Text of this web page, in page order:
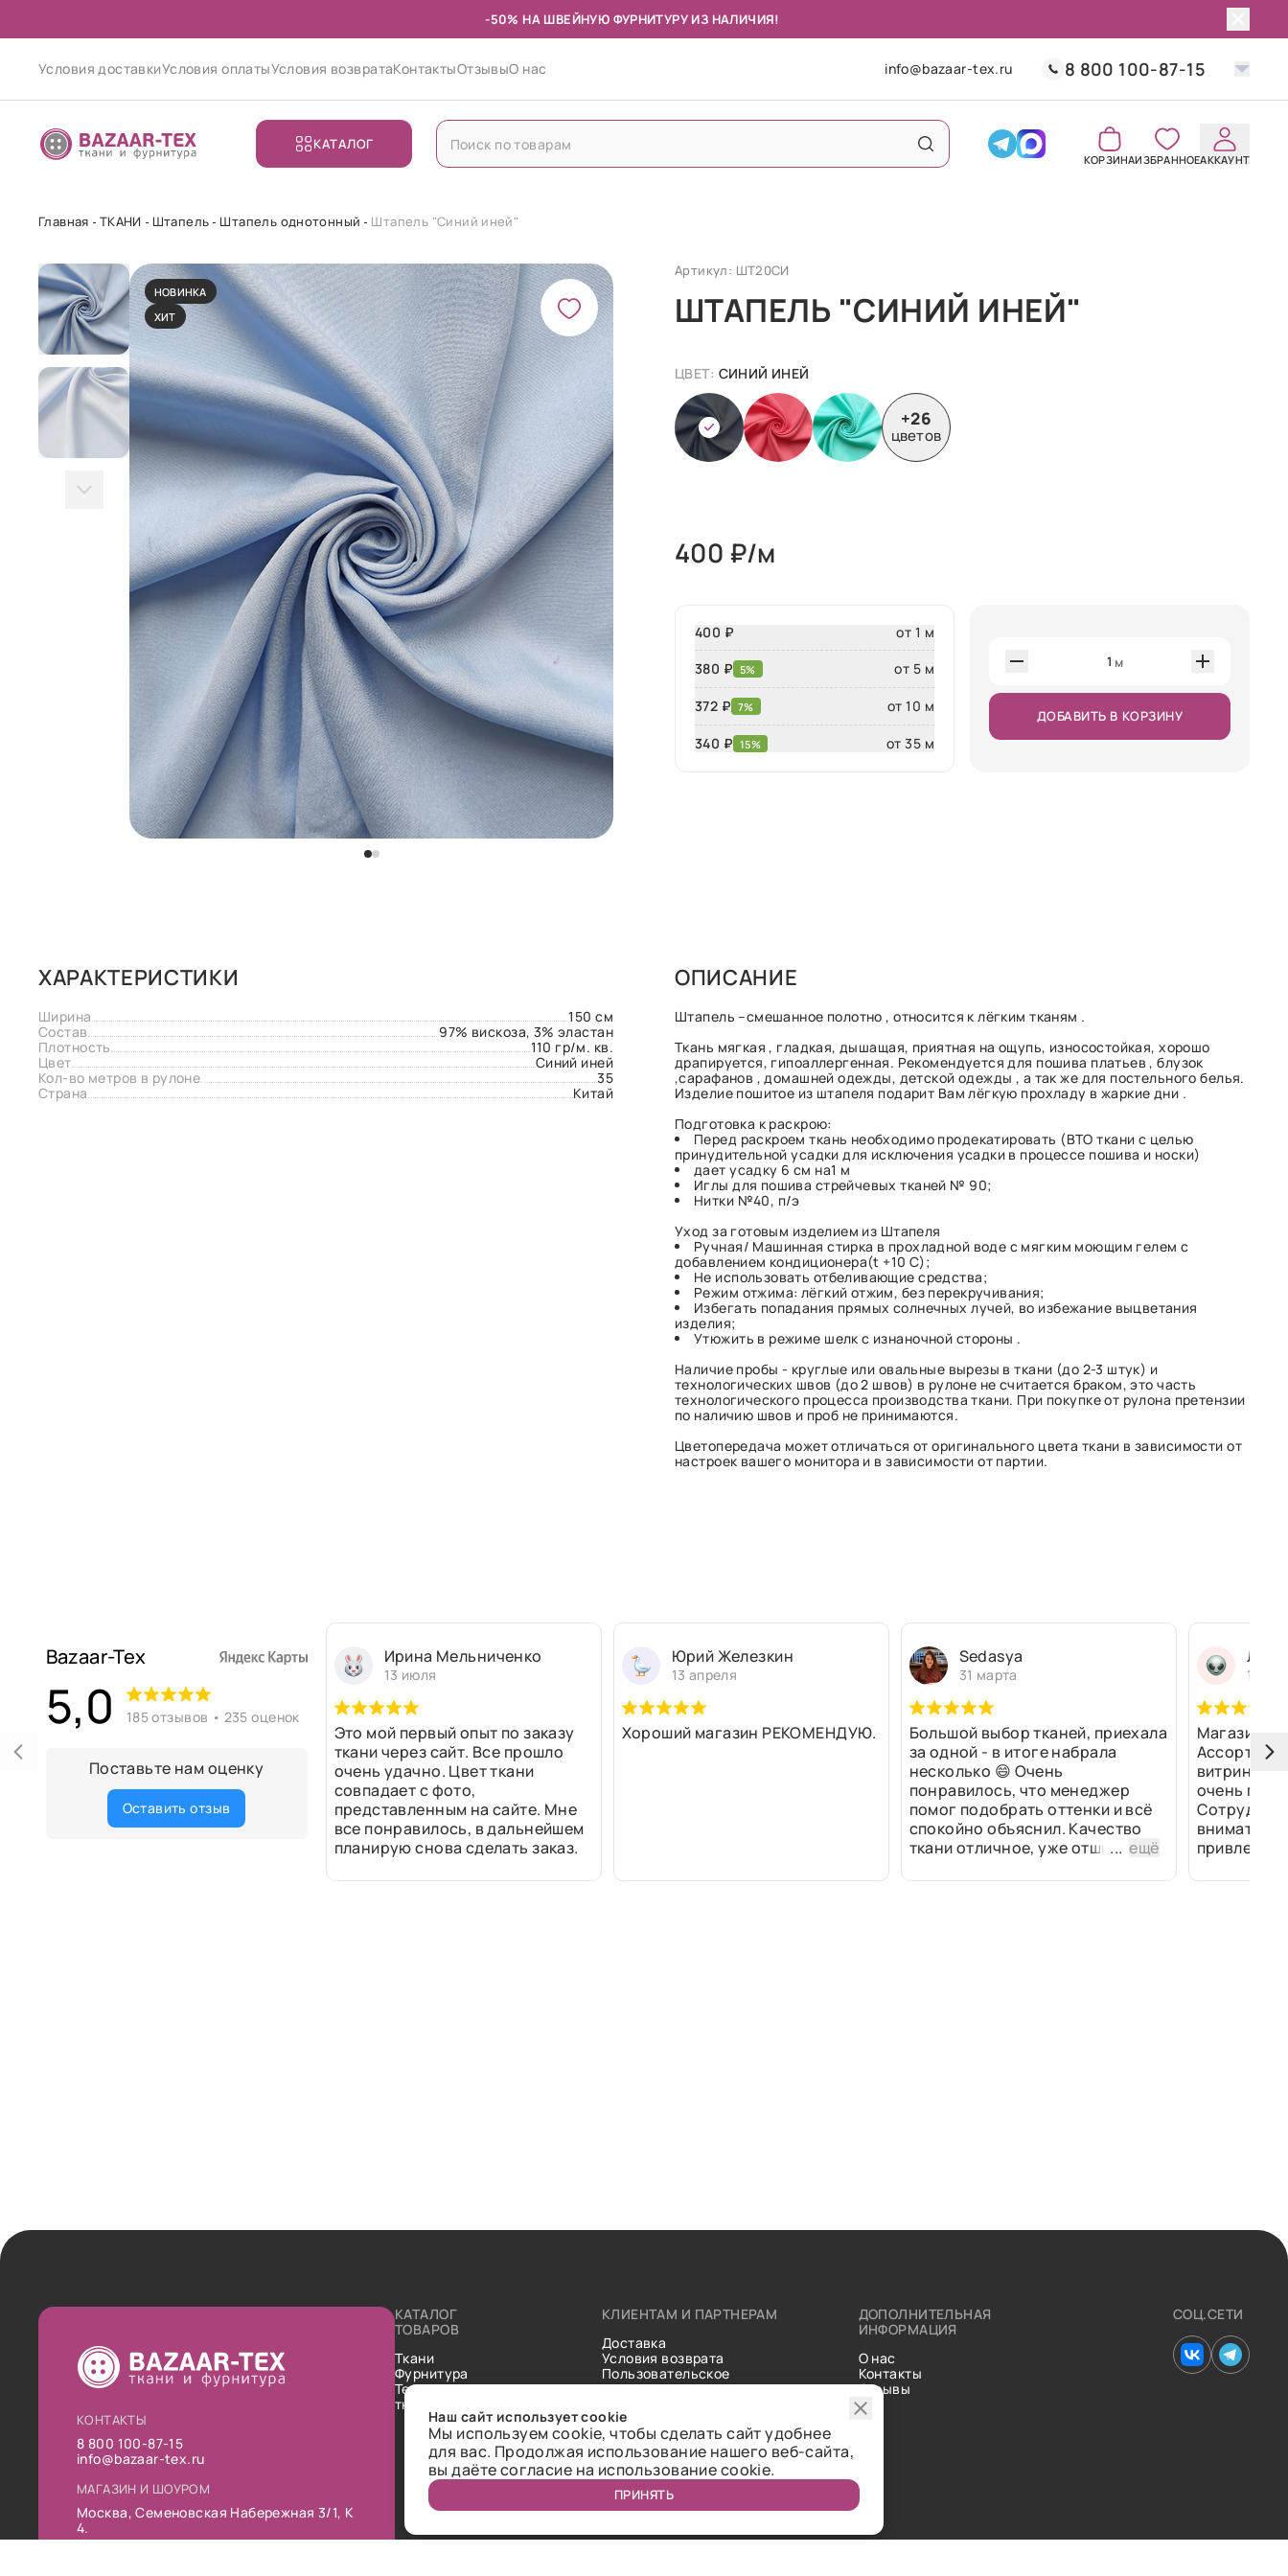
-50% НА ШВЕЙНУЮ ФУРНИТУРУ ИЗ НАЛИЧИЯ!
Условия доставкиУсловия оплатыУсловия возвратаКонтактыОтзывыО нас info@bazaar-tex.ru 8 800 100-87-15
КАТАЛОГ
КОРЗИНАИЗБРАННОЕАККАУНТ
Главная ТКАНИ Штапель Штапель однотонный Штапель "Синий иней"
НОВИНКА
ХИТ
Артикул: ШТ20СИ
ШТАПЕЛЬ "СИНИЙ ИНЕЙ"
ЦВЕТ: СИНИЙ ИНЕЙ
+26
цветов
400 ₽/м
400 ₽
от 1 м
380 ₽ 5% от 5 м
372 ₽ 7% от 10 м
340 ₽ 15% от 35 м
1 м
ДОБАВИТЬ В КОРЗИНУ
ХАРАКТЕРИСТИКИ
Ширина
150 см
Состав
97% вискоза, 3% эластан
Плотность
110 гр/м. кв.
Цвет
Синий иней
Кол-во метров в рулоне
35
Страна
Китай
ОПИСАНИЕ
Штапель –смешанное полотно , относится к лёгким тканям .
Ткань мягкая , гладкая, дышащая, приятная на ощупь, износостойкая, хорошо
драпируется, гипоаллергенная. Рекомендуется для пошива платьев , блузок
,сарафанов , домашней одежды, детской одежды , а так же для постельного белья.
Изделие пошитое из штапеля подарит Вам лёгкую прохладу в жаркие дни .
Подготовка к раскрою:
Перед раскроем ткань необходимо продекатировать (ВТО ткани с целью
принудительной усадки для исключения усадки в процессе пошива и носки)
дает усадку 6 см на1 м
Иглы для пошива стрейчевых тканей № 90;
Нитки №40, п/э
Уход за готовым изделием из Штапеля
Ручная/ Машинная стирка в прохладной воде с мягким моющим гелем с
добавлением кондиционера(t +10 C);
Не использовать отбеливающие средства;
Режим отжима: лёгкий отжим, без перекручивания;
Избегать попадания прямых солнечных лучей, во избежание выцветания
изделия;
Утюжить в режиме шелк с изнаночной стороны .
Наличие пробы - круглые или овальные вырезы в ткани (до 2-3 штук) и
технологических швов (до 2 швов) в рулоне не считается браком, это часть
технологического процесса производства ткани. При покупке от рулона претензии
по наличию швов и проб не принимаются.
Цветопередача может отличаться от оригинального цвета ткани в зависимости от
настроек вашего монитора и в зависимости от партии.
Bazaar-Tex
5,0 185 отзывов • 235 оценок
Поставьте нам оценку
Оставить отзыв
Ирина Мельниченко
13 июля
Это мой первый опыт по заказу
ткани через сайт. Все прошло
очень удачно. Цвет ткани
совпадает с фото,
представленным на сайте. Мне
все понравилось, в дальнейшем
планирую снова сделать заказ.
Юрий Железкин
13 апреля
Хороший магазин РЕКОМЕНДУЮ.
Sedasya
31 марта
Большой выбор тканей, приехала
за одной - в итоге набрала
несколько 😄 Очень
понравилось, что менеджер
помог подобрать оттенки и всё
спокойно объяснил. Качество
ткани отличное, уже отшили...ещё
13
Магазин
витринах
очень
привлек
рулоны
КОНТАКТЫ
8 800 100-87-15
info@bazaar-tex.ru
МАГАЗИН И ШОУРОМ
Москва, Семеновская Набережная 3/1, К
4.
КАТАЛОГ
ТОВАРОВ
Ткани
Фурнитура
Технические
ткани
КЛИЕНТАМ И ПАРТНЕРАМ
Доставка
Условия возврата
Пользовательское
соглашение
Статьи
ДОПОЛНИТЕЛЬНАЯ
ИНФОРМАЦИЯ
О нас
Контакты
Отзывы
СОЦ.СЕТИ
Наш сайт использует cookie
Мы используем cookie, чтобы сделать сайт удобнее
для вас. Продолжая использование нашего веб-сайта,
вы даёте согласие на использование cookie.
ПРИНЯТЬ